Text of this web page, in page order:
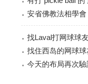
Brossard
安省佛教法相學
（第二十八
找Laval打网球球友
找住西岛的网球球
今天的布局再次